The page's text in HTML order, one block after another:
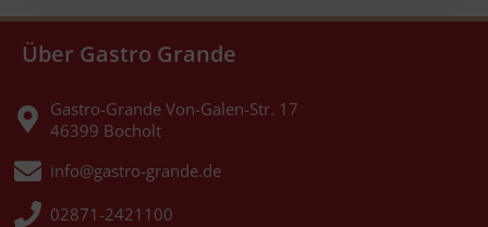
Über Gastro Grande
Gastro-Grande Von-Galen-Str. 17
46399 Bocholt
info@gastro-grande.de
02871-2421100